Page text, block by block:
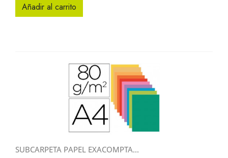
Añadir al carrito
SUBCARPETA PAPEL EXACOMPTA...